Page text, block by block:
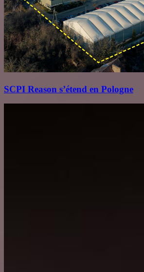
SCPI Reason s’étend en Pologne